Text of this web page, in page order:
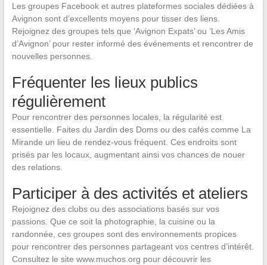
Les groupes Facebook et autres plateformes sociales dédiées à
Avignon sont d’excellents moyens pour tisser des liens.
Rejoignez des groupes tels que ‘Avignon Expats’ ou ‘Les Amis
d’Avignon’ pour rester informé des événements et rencontrer de
nouvelles personnes.
Fréquenter les lieux publics
régulièrement
Pour rencontrer des personnes locales, la régularité est
essentielle. Faites du Jardin des Doms ou des cafés comme La
Mirande un lieu de rendez-vous fréquent. Ces endroits sont
prisés par les locaux, augmentant ainsi vos chances de nouer
des relations.
Participer à des activités et ateliers
Rejoignez des clubs ou des associations basés sur vos
passions. Que ce soit la photographie, la cuisine ou la
randonnée, ces groupes sont des environnements propices
pour rencontrer des personnes partageant vos centres d’intérêt.
Consultez le site www.muchos.org pour découvrir les